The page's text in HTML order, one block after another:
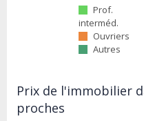
Prof.
interméd.
Ouvriers
Autres
Prix de l'immobilier
proches